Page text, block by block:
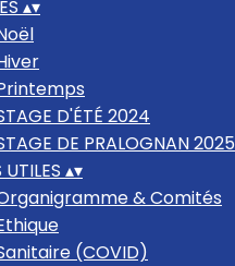
▴▾
D'ÉTÉ 2024
DE PRALOGNAN 2025
UTILES ▴▾
& Comités
(COVID)